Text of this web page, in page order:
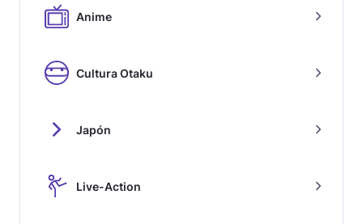
Anime
Cultura Otaku
Japón
Live-Action